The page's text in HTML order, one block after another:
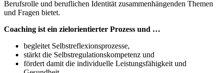
Berufsrolle und beruflichen Identität zusammenhängenden Themen
und Fragen bietet.
Coaching ist ein zielorientierter Prozess und …
begleitet Selbstreflexionsprozesse,
stärkt die Selbstregulationskompetenz und
fördert damit die individuelle Leistungsfähigkeit und